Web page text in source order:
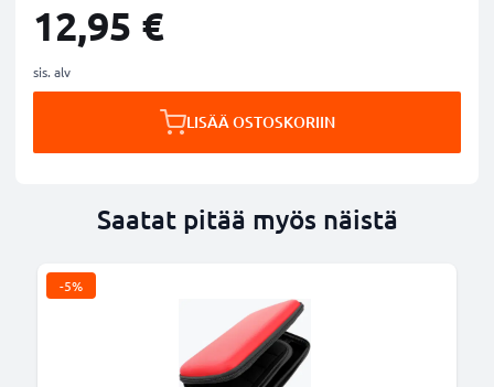
12,95 €
sis. alv
LISÄÄ OSTOSKORIIN
Saatat pitää myös näistä
-5%